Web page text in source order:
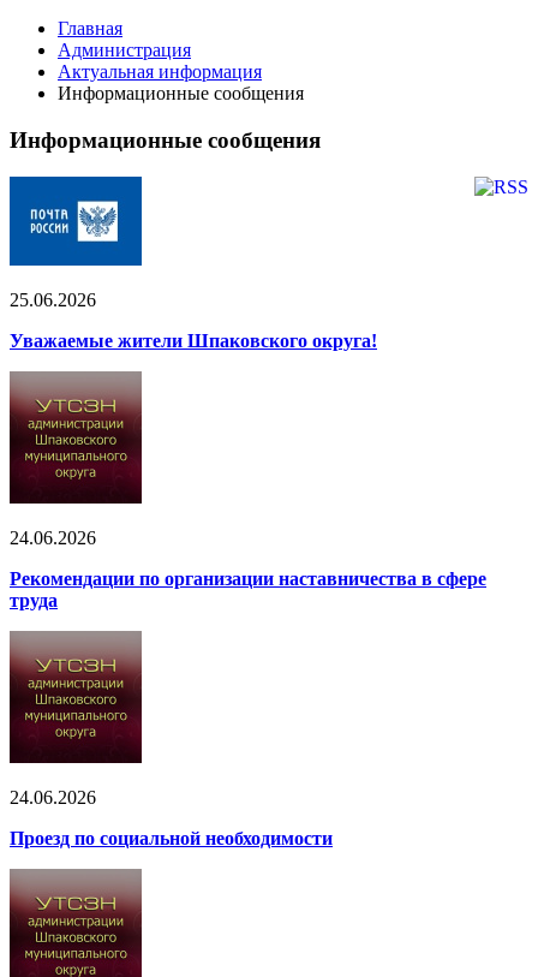
Главная
Администрация
Актуальная информация
Информационные сообщения
Информационные сообщения
25.06.2026
Уважаемые жители Шпаковского округа!
24.06.2026
Рекомендации по организации наставничества в сфере
труда
24.06.2026
Проезд по социальной необходимости